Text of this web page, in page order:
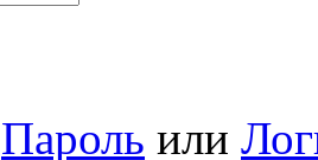
Пароль или